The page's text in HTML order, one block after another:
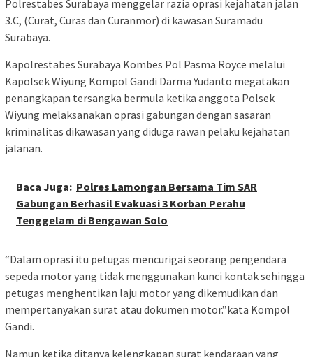
Polrestabes Surabaya menggelar razia oprasi kejahatan jalan
3.C, (Curat, Curas dan Curanmor) di kawasan Suramadu
Surabaya.
Kapolrestabes Surabaya Kombes Pol Pasma Royce melalui
Kapolsek Wiyung Kompol Gandi Darma Yudanto megatakan
penangkapan tersangka bermula ketika anggota Polsek
Wiyung melaksanakan oprasi gabungan dengan sasaran
kriminalitas dikawasan yang diduga rawan pelaku kejahatan
jalanan.
Baca Juga: Polres Lamongan Bersama Tim SAR
Gabungan Berhasil Evakuasi 3 Korban Perahu
Tenggelam di Bengawan Solo
“Dalam oprasi itu petugas mencurigai seorang pengendara
sepeda motor yang tidak menggunakan kunci kontak sehingga
petugas menghentikan laju motor yang dikemudikan dan
mempertanyakan surat atau dokumen motor.”kata Kompol
Gandi.
Namun ketika ditanya kelengkapan surat kendaraan yang